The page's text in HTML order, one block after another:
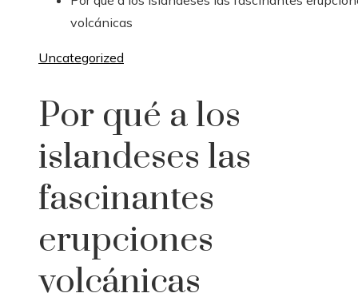
volcánicas
Uncategorized
Por qué a los
islandeses las
fascinantes
erupciones
volcánicas